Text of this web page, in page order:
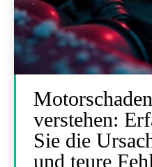
verstehen:
Sie die
und teure